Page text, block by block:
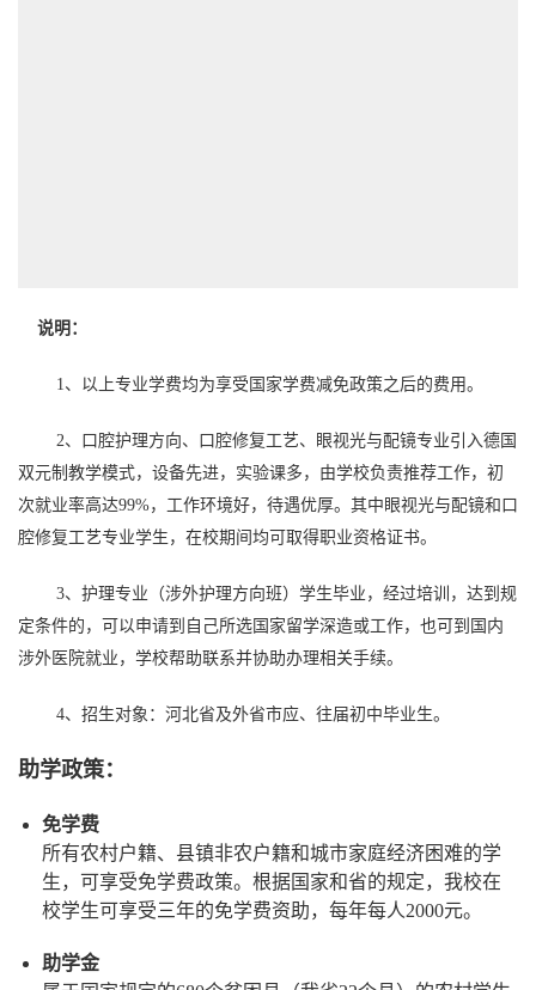
说明：
1、以上专业学费均为享受国家学费减免政策之后的费用。
2、口腔护理方向、口腔修复工艺、眼视光与配镜专业引入德国
双元制教学模式，设备先进，实验课多，由学校负责推荐工作，初
次就业率高达99%，工作环境好，待遇优厚。其中眼视光与配镜和口
腔修复工艺专业学生，在校期间均可取得职业资格证书。
3、护理专业（涉外护理方向班）学生毕业，经过培训，达到规
定条件的，可以申请到自己所选国家留学深造或工作，也可到国内
涉外医院就业，学校帮助联系并协助办理相关手续。
4、 招生对象：河北省及外省市应、往届初中毕业生。
助学政策：
免学费
所有农村户籍、县镇非农户籍和城市家庭经济困难的学
生，可享受免学费政策。根据国家和省的规定，我校在
校学生可享受三年的免学费资助，每年每人2000元。
助学金